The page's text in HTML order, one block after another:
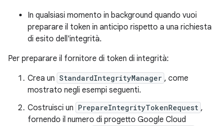
In qualsiasi momento in background quando vuoi
preparare il token in anticipo rispetto a una richiesta
di esito dell'integrità.
Per preparare il fornitore di token di integrità:
Crea un StandardIntegrityManager , come
mostrato negli esempi seguenti.
Costruisci un PrepareIntegrityTokenRequest ,
fornendo il numero di progetto Google Cloud